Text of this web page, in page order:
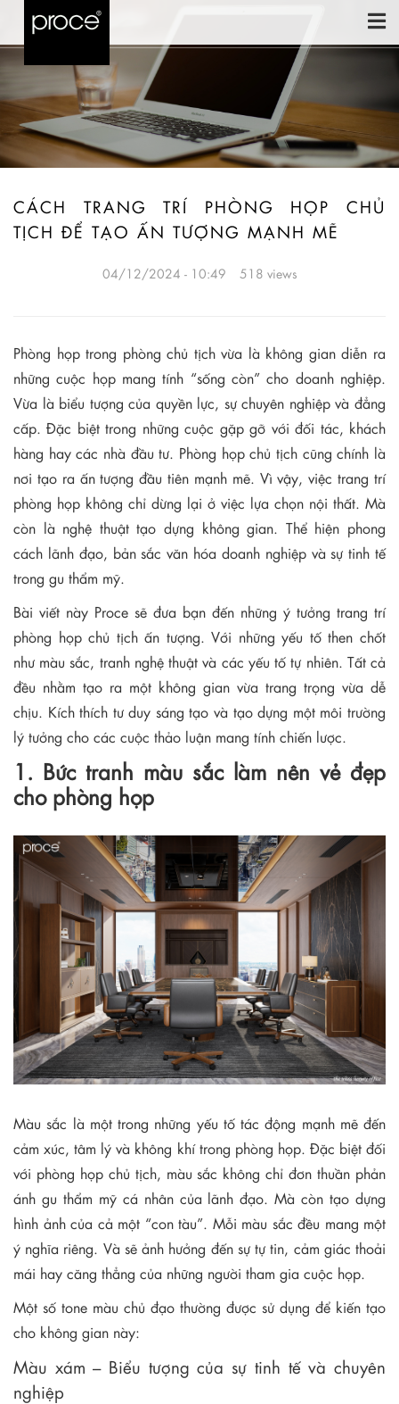
CÁCH TRANG TRÍ PHÒNG HỌP CHỦ
TỊCH ĐỂ TẠO ẤN TƯỢNG MẠNH MẼ
04/12/2024 - 10:49 518 views
Phòng họp trong phòng chủ tịch vừa là không gian diễn ra
những cuộc họp mang tính “sống còn” cho doanh nghiệp.
Vừa là biểu tượng của quyền lực, sự chuyên nghiệp và đẳng
cấp. Đặc biệt trong những cuộc gặp gỡ với đối tác, khách
hàng hay các nhà đầu tư. Phòng họp chủ tịch cũng chính là
nơi tạo ra ấn tượng đầu tiên mạnh mẽ. Vì vậy, việc trang trí
phòng họp không chỉ dừng lại ở việc lựa chọn nội thất. Mà
còn là nghệ thuật tạo dựng không gian. Thể hiện phong
cách lãnh đạo, bản sắc văn hóa doanh nghiệp và sự tinh tế
trong gu thẩm mỹ.
Bài viết này Proce sẽ đưa bạn đến những ý tưởng trang trí
phòng họp chủ tịch ấn tượng. Với những yếu tố then chốt
như màu sắc, tranh nghệ thuật và các yếu tố tự nhiên. Tất cả
đều nhằm tạo ra một không gian vừa trang trọng vừa dễ
chịu. Kích thích tư duy sáng tạo và tạo dựng một môi trường
lý tưởng cho các cuộc thảo luận mang tính chiến lược.
1. Bức tranh màu sắc làm nên vẻ đẹp
cho phòng họp
Màu sắc là một trong những yếu tố tác động mạnh mẽ đến
cảm xúc, tâm lý và không khí trong phòng họp. Đặc biệt đối
với phòng họp chủ tịch, màu sắc không chỉ đơn thuần phản
ánh gu thẩm mỹ cá nhân của lãnh đạo. Mà còn tạo dựng
hình ảnh của cả một “con tàu”. Mỗi màu sắc đều mang một
ý nghĩa riêng. Và sẽ ảnh hưởng đến sự tự tin, cảm giác thoải
mái hay căng thẳng của những người tham gia cuộc họp.
Một số tone màu chủ đạo thường được sử dụng để kiến tạo
cho không gian này:
Màu xám – Biểu tượng của sự tinh tế và chuyên
nghiệp